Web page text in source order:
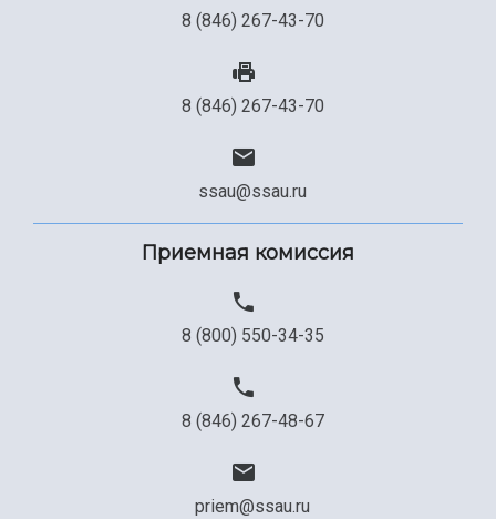
8 (846) 267-43-70
8 (846) 267-43-70
ssau@ssau.ru
Приемная комиссия
8 (800) 550-34-35
8 (846) 267-48-67
priem@ssau.ru